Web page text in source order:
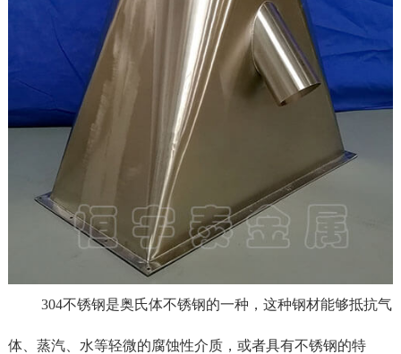
304不锈钢是奥氏体不锈钢的一种，这种钢材能够抵抗气
体、蒸汽、水等轻微的腐蚀性介质，或者具有不锈钢的特